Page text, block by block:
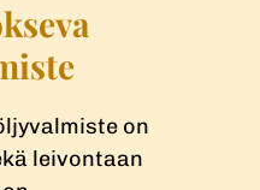
on
leivontaan